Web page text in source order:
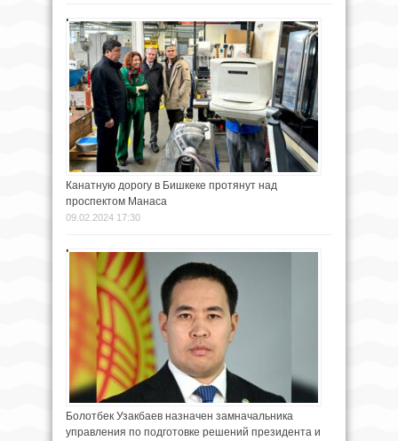
Канатную дорогу в Бишкеке протянут над
проспектом Манаса
09.02.2024 17:30
Болотбек Узакбаев назначен замначальника
управления по подготовке решений президента и